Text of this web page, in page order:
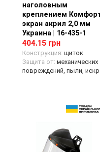
наголовным
креплением
экран акрил 2,0 мм
Украина | 16-435-1
404.15 грн
Конструкция: щиток
Защита от: механических
повреждений, пыли, искр